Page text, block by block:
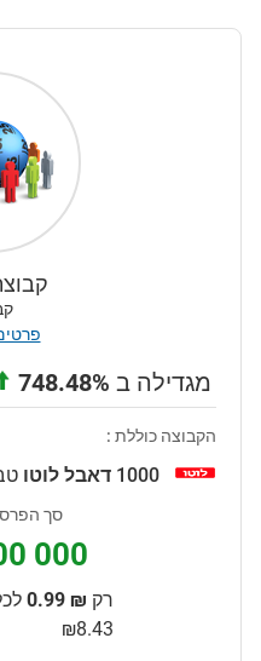
מגדילה ב
הקבוצה כוללת :
1000 דאבל לוטו
סך
000
רק ₪ 0.99
₪8.43